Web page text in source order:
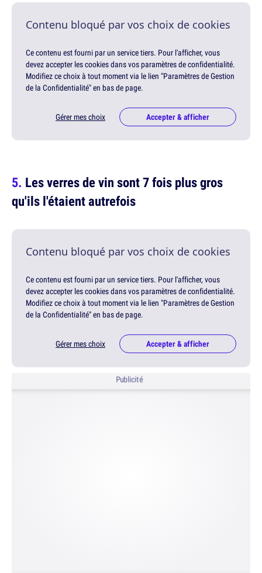
Contenu bloqué par vos choix de cookies
Ce contenu est fourni par un service tiers. Pour l'afficher, vous
devez accepter les cookies dans vos paramètres de confidentialité.
Modifiez ce choix à tout moment via le lien "Paramètres de Gestion
de la Confidentialité" en bas de page.
Gérer mes choix Accepter & afficher
Les verres de vin sont 7 fois plus gros
qu'ils l'étaient autrefois
Contenu bloqué par vos choix de cookies
Ce contenu est fourni par un service tiers. Pour l'afficher, vous
devez accepter les cookies dans vos paramètres de confidentialité.
Modifiez ce choix à tout moment via le lien "Paramètres de Gestion
de la Confidentialité" en bas de page.
Gérer mes choix Accepter & afficher
Publicité